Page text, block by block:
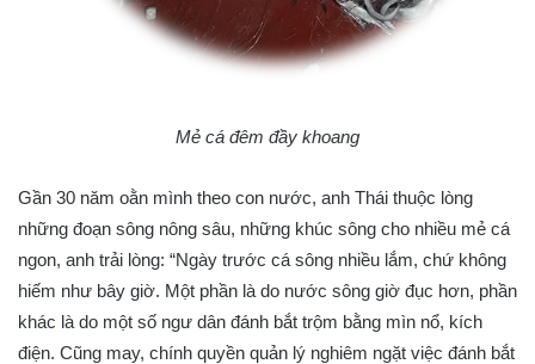
Mẻ cá đêm đầy khoang
Gần 30 năm oằn mình theo con nước, anh Thái thuộc lòng
những đoạn sông nông sâu, những khúc sông cho nhiều mẻ cá
ngon, anh trải lòng: “Ngày trước cá sông nhiều lắm, chứ không
hiếm như bây giờ. Một phần là do nước sông giờ đục hơn, phần
khác là do một số ngư dân đánh bắt trộm bằng mìn nổ, kích
điện. Cũng may, chính quyền quản lý nghiêm ngặt việc đánh bắt